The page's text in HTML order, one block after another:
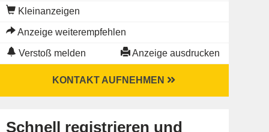
Kleinanzeigen
Anzeige weiterempfehlen
Verstoß melden Anzeige ausdrucken
KONTAKT AUFNEHMEN
Schnell registrieren und